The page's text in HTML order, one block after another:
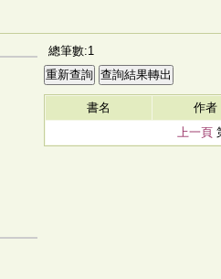
總筆數:1
書名
作者
上一頁